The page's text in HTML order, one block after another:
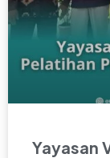
Yayasan